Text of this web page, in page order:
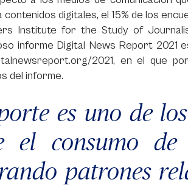
contenidos digitales, el 15% de los
Institute for the Study of
informe Digital News Report 2021
2021, en el que
del informe.
es uno de
el consumo
patrones